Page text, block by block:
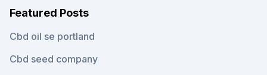
Featured Posts
Cbd oil se portland
Cbd seed company